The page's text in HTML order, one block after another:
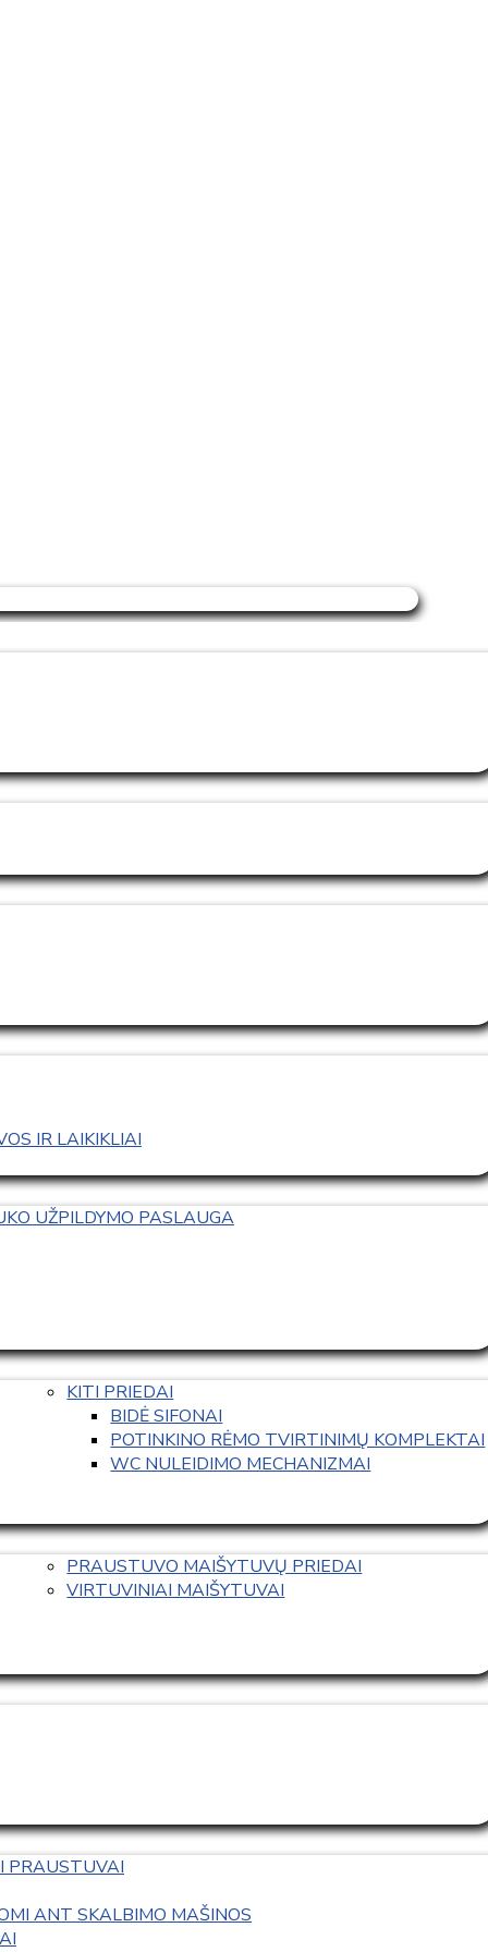
IR LAIKIKLIAI
UŽPILDYMO PASLAUGA
KITI PRIEDAI
BIDĖ SIFONAI
POTINKINO RĖMO TVIRTINIMŲ KOMPLEKTAI
WC NULEIDIMO MECHANIZMAI
PRAUSTUVO MAIŠYTUVŲ PRIEDAI
VIRTUVINIAI MAIŠYTUVAI
PRAUSTUVAI
ANT SKALBIMO MAŠINOS